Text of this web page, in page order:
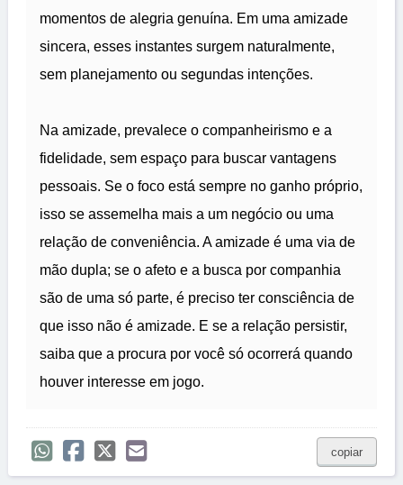
momentos de alegria genuína. Em uma amizade
sincera, esses instantes surgem naturalmente,
sem planejamento ou segundas intenções.
Na amizade, prevalece o companheirismo e a
fidelidade, sem espaço para buscar vantagens
pessoais. Se o foco está sempre no ganho próprio,
isso se assemelha mais a um negócio ou uma
relação de conveniência. A amizade é uma via de
mão dupla; se o afeto e a busca por companhia
são de uma só parte, é preciso ter consciência de
que isso não é amizade. E se a relação persistir,
saiba que a procura por você só ocorrerá quando
houver interesse em jogo.
copiar